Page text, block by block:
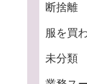
断捨離
服を買
未分類